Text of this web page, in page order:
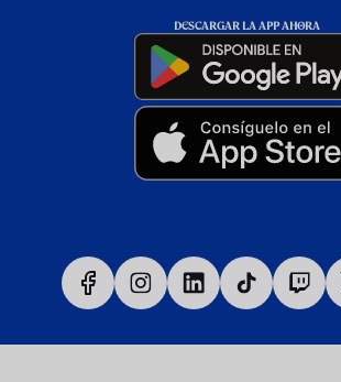
DESCARGAR LA APP AHORA